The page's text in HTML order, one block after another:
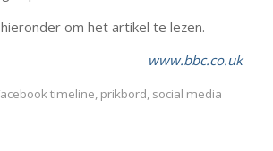
om het artikel te lezen.
www.bbc.co.uk
timeline, prikbord, social media